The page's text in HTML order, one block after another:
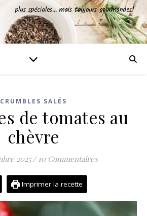
plus spéciales… mais toujours gourmandes!
CRUMBLES SALÉS
de tomates au
chèvre
2025/ 10 Commentaires
Imprimer la recette